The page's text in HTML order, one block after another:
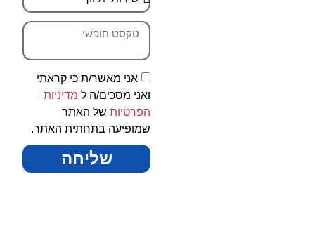
אני מאשר/ת כי קראתי
ואני מסכים/ה ל מדיניות
הפרטיות של האתר
שמופיעה בתחתית האתר.
שליחה